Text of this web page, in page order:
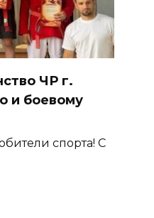
ЧР г.
и боевому
спорта! С